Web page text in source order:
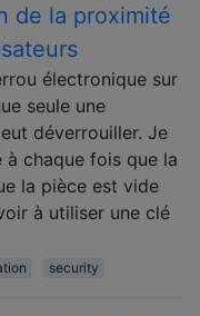
de la proximité
électronique sur
seule une
déverrouiller. Je
chaque fois que la
la pièce est vide
à utiliser une clé
security